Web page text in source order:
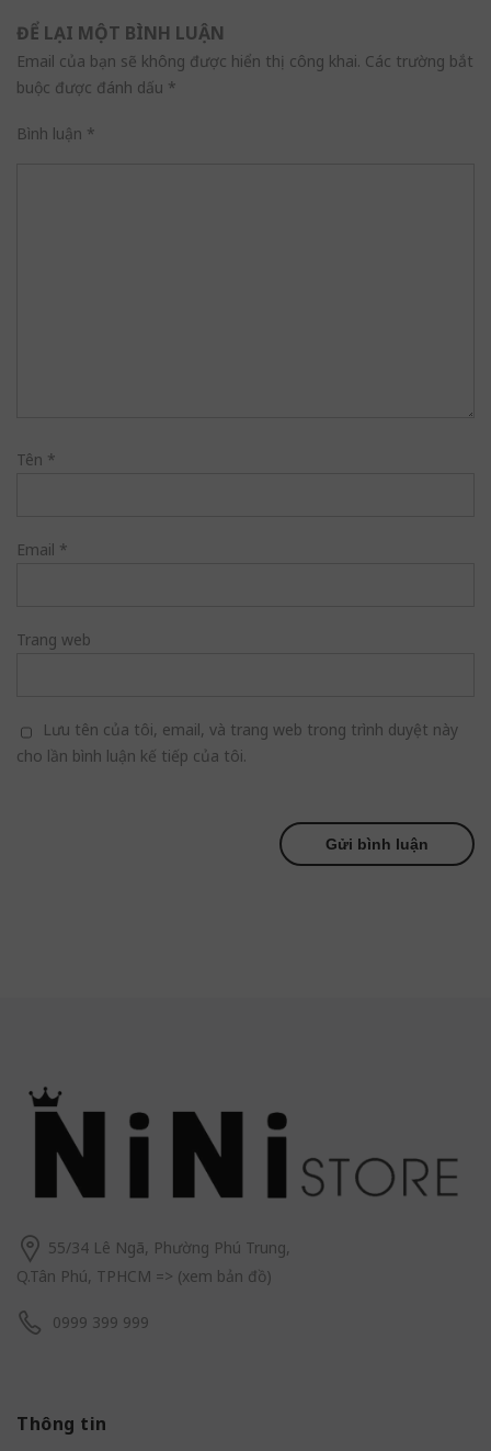
ĐỂ LẠI MỘT BÌNH LUẬN
Email của bạn sẽ không được hiển thị công khai. Các trường bắt
buộc được đánh dấu *
Bình luận *
Tên *
Email *
Trang web
Lưu tên của tôi, email, và trang web trong trình duyệt này
cho lần bình luận kế tiếp của tôi.
55/34 Lê Ngã, Phường Phú Trung,
Q.Tân Phú, TPHCM => (xem bản đồ)
0999 399 999
Thông tin